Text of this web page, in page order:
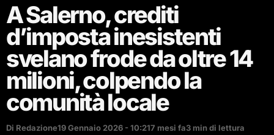
A Salerno, crediti
d’imposta inesistenti
svelano frode da oltre 14
milioni, colpendo la
comunità locale
Di Redazione19 Gennaio 2026 - 10:217 mesi fa3 min di lettura